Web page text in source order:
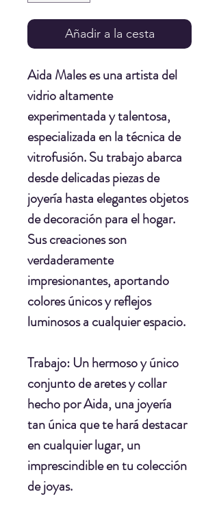
Añadir a la cesta
Aida Males es una artista del
vidrio altamente
experimentada y talentosa,
especializada en la técnica de
vitrofusión. Su trabajo abarca
desde delicadas piezas de
joyería hasta elegantes objetos
de decoración para el hogar.
Sus creaciones son
verdaderamente
impresionantes, aportando
colores únicos y reflejos
luminosos a cualquier espacio.
Trabajo: Un hermoso y único
conjunto de aretes y collar
hecho por Aida, una joyería
tan única que te hará destacar
en cualquier lugar, un
imprescindible en tu colección
de joyas.